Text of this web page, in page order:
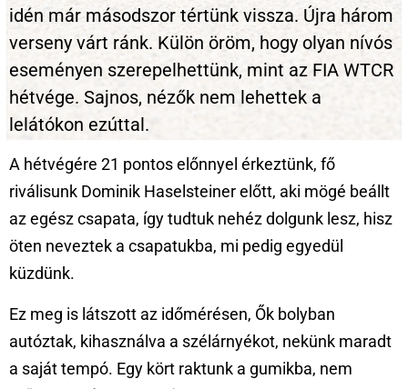
idén már másodszor tértünk vissza. Újra három
verseny várt ránk. Külön öröm, hogy olyan nívós
eseményen szerepelhettünk, mint az FIA WTCR
hétvége. Sajnos, nézők nem lehettek a
lelátókon ezúttal.
A hétvégére 21 pontos előnnyel érkeztünk, fő
riválisunk Dominik Haselsteiner előtt, aki mögé beállt
az egész csapata, így tudtuk nehéz dolgunk lesz, hisz
öten neveztek a csapatukba, mi pedig egyedül
küzdünk.
Ez meg is látszott az időmérésen, Ők bolyban
autóztak, kihasználva a szélárnyékot, nekünk maradt
a saját tempó. Egy kört raktunk a gumikba, nem